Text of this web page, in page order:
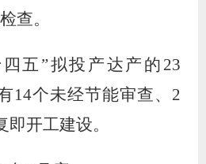
查。
四五”拟投产达产的23
14个未经节能审查、2
开工建设。